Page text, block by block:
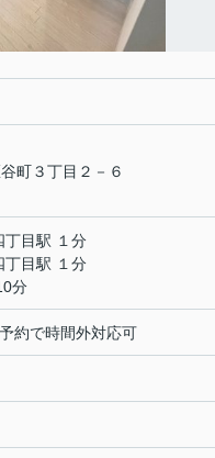
町３丁目２－６
丁目駅 １分
丁目駅 １分
分
約で時間外対応可